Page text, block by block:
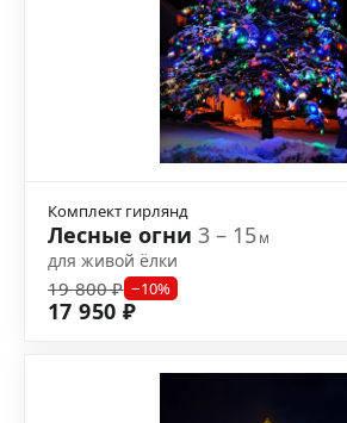
Комплект гирлянд
Лесные огни 3 – 15м
для живой ёлки
19 800 ₽ −10%
17 950 ₽